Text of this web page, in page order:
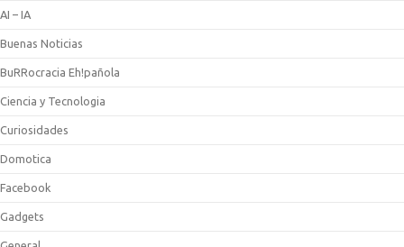
AI – IA
Buenas Noticias
BuRRocracia Eh!pañola
Ciencia y Tecnologia
Curiosidades
Domotica
Facebook
Gadgets